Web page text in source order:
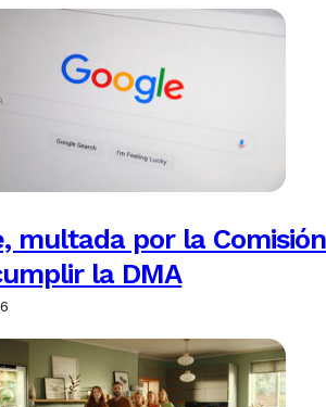
multada por la
la DMA